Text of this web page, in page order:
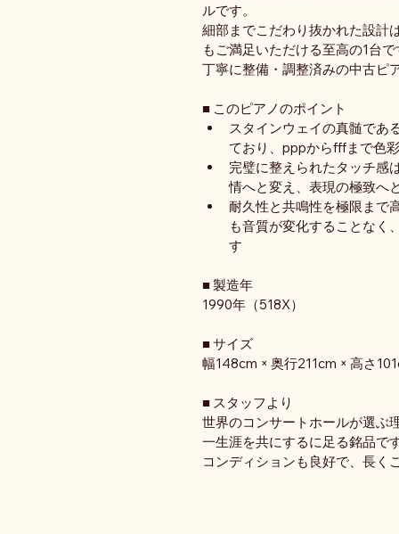
ルです。
細部までこだわり抜かれた設計
もご満足いただける至高の1台で
丁寧に整備・調整済みの中古ピ
■ このピアノのポイント
スタインウェイの真髄であ
ており、pppからfffまで色
完璧に整えられたタッチ感
情へと変え、表現の極致へ
耐久性と共鳴性を極限まで
も音質が変化することなく
す
■ 製造年
1990年（518X）
■ サイズ
幅148cm × 奥行211cm × 高さ
■ スタッフより
世界のコンサートホールが選ぶ
一生涯を共にするに足る銘品で
コンディションも良好で、長く